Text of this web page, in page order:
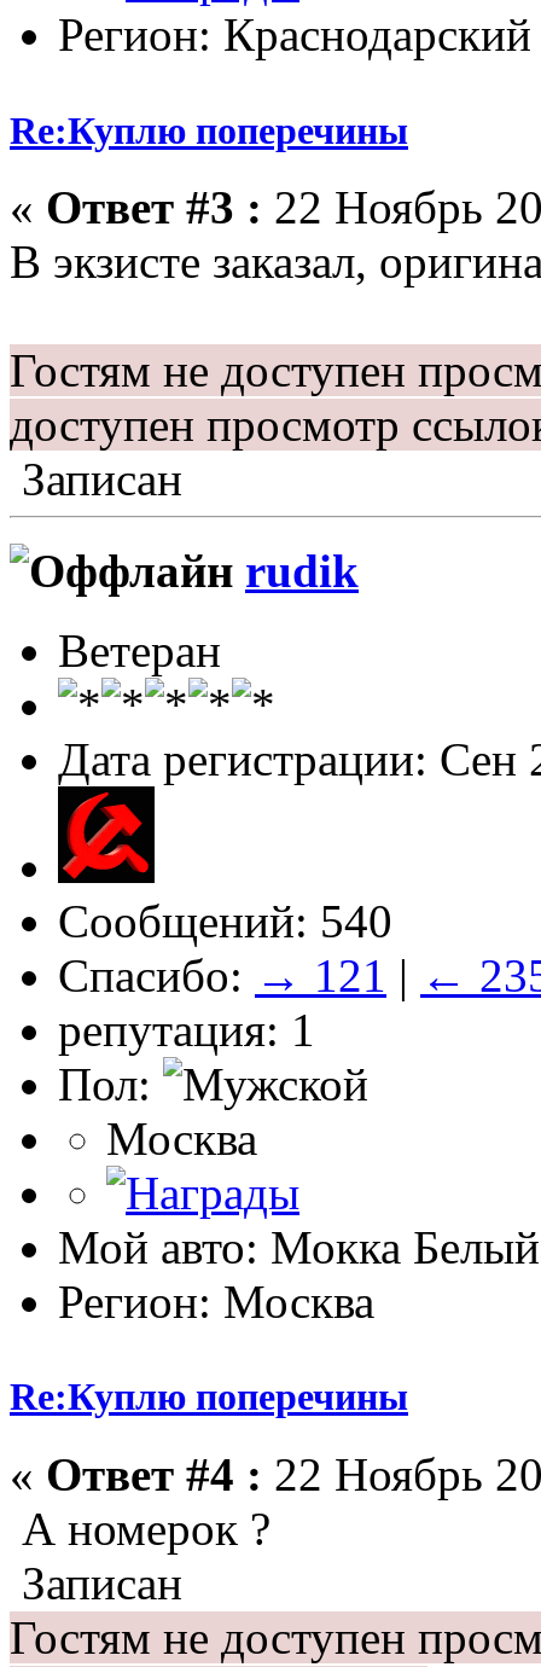
Регион:
Re:Куплю поперечины
« Ответ #3 : 22 Ноябрь
В экзисте заказал,
Гостям не доступен
доступен просмотр
Записан
rudik
Ветеран
Дата регистрации: Сен
Сообщений: 540
Спасибо: → 121 | ←
репутация: 1
Пол:
Москва
Мой авто: Мокка
Регион: Москва
Re:Куплю поперечины
« Ответ #4 : 22 Ноябрь
А номерок ?
Записан
Гостям не доступен